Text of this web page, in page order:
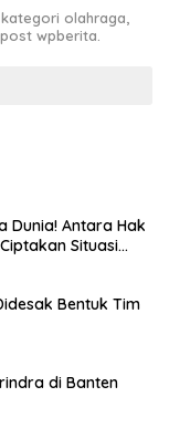
olahraga,
wpberita.
Dunia! Antara Hak
Situasi
Bentuk Tim
di Banten